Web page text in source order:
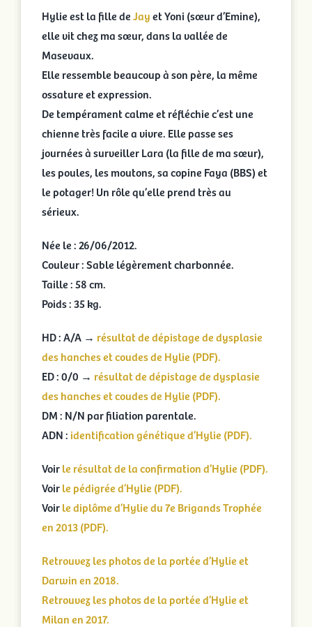
Hylie est la fille deJayet Yoni (sœur d’Emine),
elle vit chez ma sœur, dans la vallée de
Masevaux.
Elle ressemble beaucoup à son père, la même
ossature et expression.
De tempérament calme et réfléchie c’est une
chienne très facile a vivre. Elle passe ses
journées à surveiller Lara (la fille de ma sœur),
les poules, les moutons, sa copine Faya (BBS) et
le potager! Un rôle qu’elle prend très au
sérieux.
Née le : 26/06/2012.
Couleur : Sable légèrement charbonnée.
Taille : 58 cm.
Poids : 35 kg.
HD : A/A → résultat de dépistage de dysplasie
des hanches et coudes de Hylie (PDF).
ED : 0/0 → résultat de dépistage de dysplasie
des hanches et coudes de Hylie (PDF).
DM : N/N par filiation parentale.
ADN : identification génétique d’Hylie (PDF).
Voirle résultat de la confirmation d’Hylie (PDF).
Voirle pédigrée d’Hylie (PDF).
Voirle diplôme d’Hylie du 7e Brigands Trophée
en 2013 (PDF).
Retrouvez les photos de la portée d’Hylie et
Darwin en 2018.
Retrouvez les photos de la portée d’Hylie et
Milan en 2017.